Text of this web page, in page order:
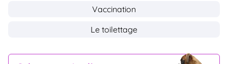
Vaccination
Le toilettage